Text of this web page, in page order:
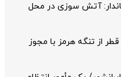
آتش سوزی در محل
از تنگه هرمز با مجوز